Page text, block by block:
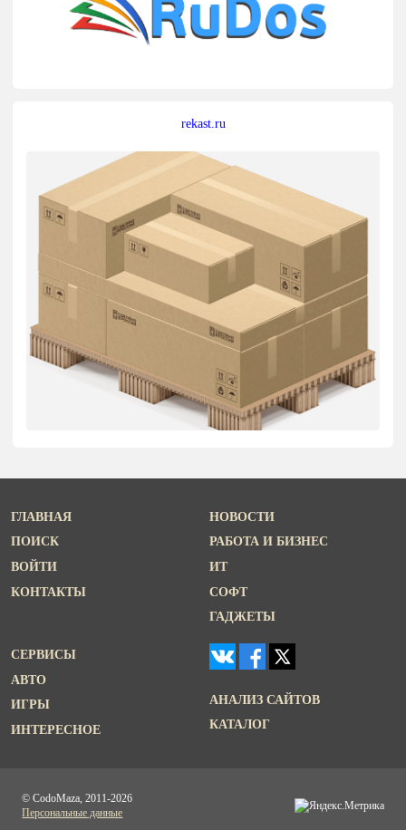
rekast.ru
ГЛАВНАЯ
ПОИСК
ВОЙТИ
КОНТАКТЫ
НОВОСТИ
РАБОТА И БИЗНЕС
ИТ
СОФТ
ГАДЖЕТЫ
СЕРВИСЫ
АВТО
ИГРЫ
ИНТЕРЕСНОЕ
АНАЛИЗ САЙТОВ
КАТАЛОГ
© CodoMaza, 2011-2026
Персональные данные